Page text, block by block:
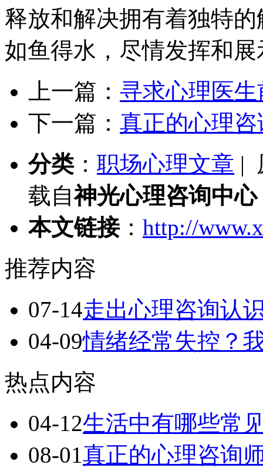
释放和解决拥有着独特
如鱼得水，尽情发挥和
上一篇： 寻求心理医
下一篇： 真正的心理
分类： 职场心理文章 |
载自神光心理咨询中心
本文链接： http://
推荐内容
07-14走出心理咨询认
04-09情绪经常失控？
热点内容
04-12生活中有哪些常
08-01真正的心理咨询